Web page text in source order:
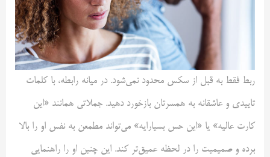
ربط فقط به قبل از سکس محدود نمی‌شود. در میانه رابطه، با کلمات
تاییدی و عاشقانه به همسرتان بازخورد دهید. جملاتی همانند «این
کارت عالیه» یا «این حس بسیار‌ایه» می‌تواند مطمعن به نفس او را بالا
برده و صمیمیت را در لحظه عمیق‌تر کند. این چنین او را راهنمایی